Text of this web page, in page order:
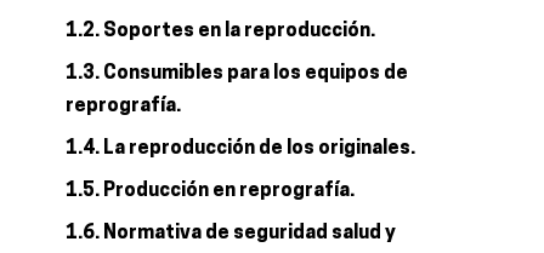
1.2. Soportes en la reproducción.
1.3. Consumibles para los equipos de
reprografía.
1.4. La reproducción de los originales.
1.5. Producción en reprografía.
1.6. Normativa de seguridad salud y